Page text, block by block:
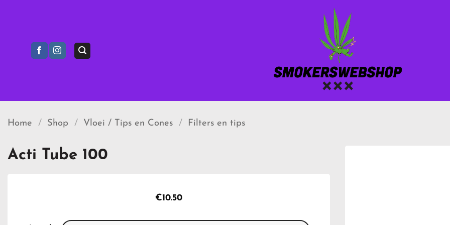
Home / Shop / Vloei / Tips en Cones / Filters en tips
Acti Tube 100
€10.50